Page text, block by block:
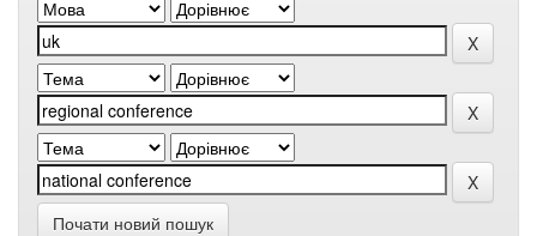
Почати новий пошук